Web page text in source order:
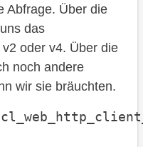
Abfrage. Über die
das
oder v4. Über die
noch andere
wir sie bräuchten.